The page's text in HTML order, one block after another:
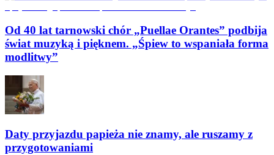
Od 40 lat tarnowski chór „Puellae Orantes” podbija
świat muzyką i pięknem. „Śpiew to wspaniała forma
modlitwy”
Daty przyjazdu papieża nie znamy, ale ruszamy z
przygotowaniami